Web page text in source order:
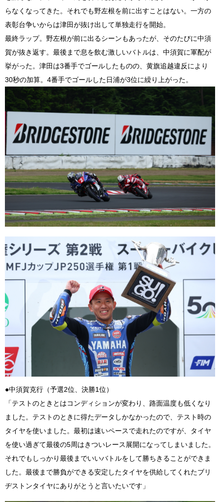
らなくなってきた。それでも野左根を前に出すことはない。一方の
表彰台争いからは津田が抜け出して単独走行を開始。
最終ラップ。野左根が前に出るシーンもあったが、そのたびに中須
賀が抜き返す。最後まで息を飲む激しいバトルは、中須賀に軍配が
挙がった。津田は3番手でゴールしたものの、黄旗追越違反により
30秒の加算。4番手でゴールした日浦が3位に繰り上がった。
●中須賀克行（予選2位、決勝1位）
「テストのときとはコンディションが変わり、路面温度も低くなり
ました。テストのときに得たデータしかなかったので、テスト時の
タイヤを使いました。最初は速いペースで走れたのですが、タイヤ
を使い過ぎて最後の5周はきついレース展開になってしまいました。
それでもしっかり最後までいいバトルをして勝ちきることができま
した。最後まで勝負ができる安定したタイヤを供給してくれたブリ
ヂストンタイヤにありがとうと言いたいです」